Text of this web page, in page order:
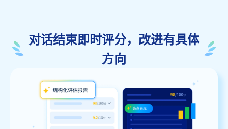
对话结束即时评分，改进有具体
方向